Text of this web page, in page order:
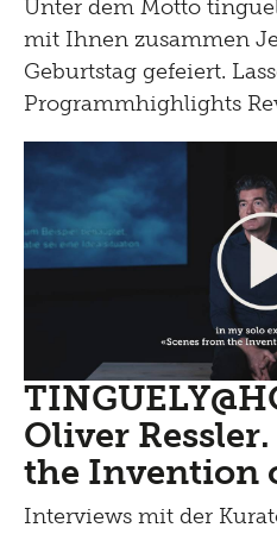
Unter dem Motto
mit Ihnen zusammen
Geburtstag gefeiert.
Programmhighlights
Oliver
the Invention
Interviews mit der